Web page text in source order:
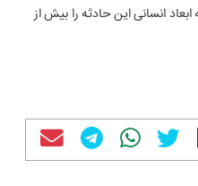
انسانی این حادثه را بیش از